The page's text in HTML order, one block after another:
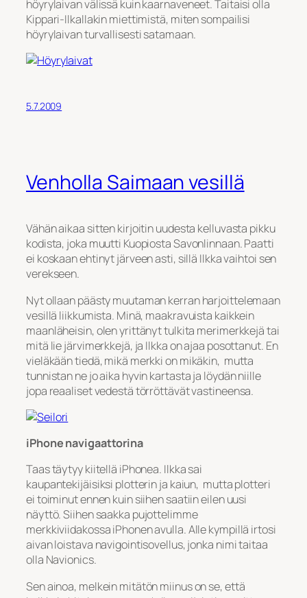
höyrylaivan välissä kuin kaarnaveneet. Taitaisi olla
Kippari-Ilkallakin miettimistä, miten sompailisi
höyrylaivan turvallisesti satamaan.
5.7.2009
Venholla Saimaan vesillä
Vähän aikaa sitten kirjoitin uudesta kelluvasta pikku
kodista, joka muutti Kuopiosta Savonlinnaan. Paatti
ei koskaan ehtinyt järveen asti, sillä Ilkka vaihtoi sen
verekseen.
Nyt ollaan päästy muutaman kerran harjoittelemaan
vesillä liikkumista. Minä, maakravuista kaikkein
maanläheisin, olen yrittänyt tulkita merimerkkejä tai
mitä lie järvimerkkejä, ja Ilkka on ajaa posottanut. En
vieläkään tiedä, mikä merkki on mikäkin, mutta
tunnistan ne jo aika hyvin kartasta ja löydän niille
jopa reaaliset vedestä törröttävät vastineensa.
iPhone navigaattorina
Taas täytyy kiitellä iPhonea. Ilkka sai
kaupantekijäisiksi plotterin ja kaiun, mutta plotteri
ei toiminut ennen kuin siihen saatiin eilen uusi
näyttö. Siihen saakka pujottelimme
merkkiviidakossa iPhonen avulla. Alle kympillä irtosi
aivan loistava navigointisovellus, jonka nimi taitaa
olla Navionics.
Sen ainoa, melkein mitätön miinus on se, että